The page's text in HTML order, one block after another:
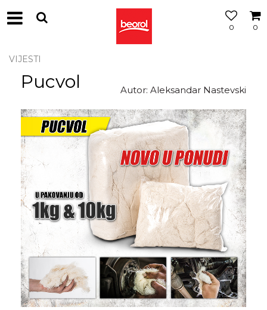
0
0
VIJESTI
Autor: Aleksandar Nastevski
Pucvol